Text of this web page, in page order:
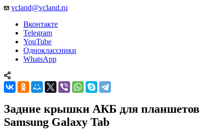
vcland@vcland.ru
Вконтакте
Telegram
YouTube
Одноклассники
WhatsApp
Задние крышки АКБ для планшетов
Samsung Galaxy Tab